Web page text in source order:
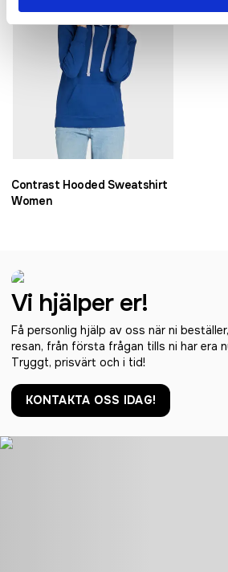
Contrast Hooded Sweatshirt
Women
Vi hjälper er!
Få personlig hjälp av oss när ni
resan, från första frågan tills ni har era
Tryggt, prisvärt och i tid!
KONTAKTA OSS IDAG!